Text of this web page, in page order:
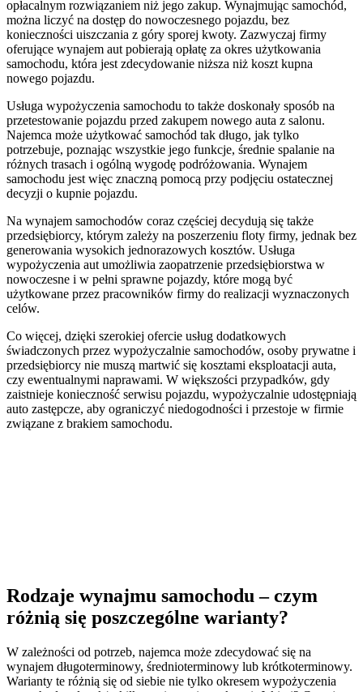
opłacalnym rozwiązaniem niż jego zakup. Wynajmując samochód,
można liczyć na dostęp do nowoczesnego pojazdu, bez
konieczności uiszczania z góry sporej kwoty. Zazwyczaj firmy
oferujące wynajem aut pobierają opłatę za okres użytkowania
samochodu, która jest zdecydowanie niższa niż koszt kupna
nowego pojazdu.
Usługa wypożyczenia samochodu to także doskonały sposób na
przetestowanie pojazdu przed zakupem nowego auta z salonu.
Najemca może użytkować samochód tak długo, jak tylko
potrzebuje, poznając wszystkie jego funkcje, średnie spalanie na
różnych trasach i ogólną wygodę podróżowania. Wynajem
samochodu jest więc znaczną pomocą przy podjęciu ostatecznej
decyzji o kupnie pojazdu.
Na wynajem samochodów coraz częściej decydują się także
przedsiębiorcy, którym zależy na poszerzeniu floty firmy, jednak bez
generowania wysokich jednorazowych kosztów. Usługa
wypożyczenia aut umożliwia zaopatrzenie przedsiębiorstwa w
nowoczesne i w pełni sprawne pojazdy, które mogą być
użytkowane przez pracowników firmy do realizacji wyznaczonych
celów.
Co więcej, dzięki szerokiej ofercie usług dodatkowych
świadczonych przez wypożyczalnie samochodów, osoby prywatne i
przedsiębiorcy nie muszą martwić się kosztami eksploatacji auta,
czy ewentualnymi naprawami. W większości przypadków, gdy
zaistnieje konieczność serwisu pojazdu, wypożyczalnie udostępniają
auto zastępcze, aby ograniczyć niedogodności i przestoje w firmie
związane z brakiem samochodu.
Rodzaje wynajmu samochodu – czym
różnią się poszczególne warianty?
W zależności od potrzeb, najemca może zdecydować się na
wynajem długoterminowy, średnioterminowy lub krótkoterminowy.
Warianty te różnią się od siebie nie tylko okresem wypożyczenia